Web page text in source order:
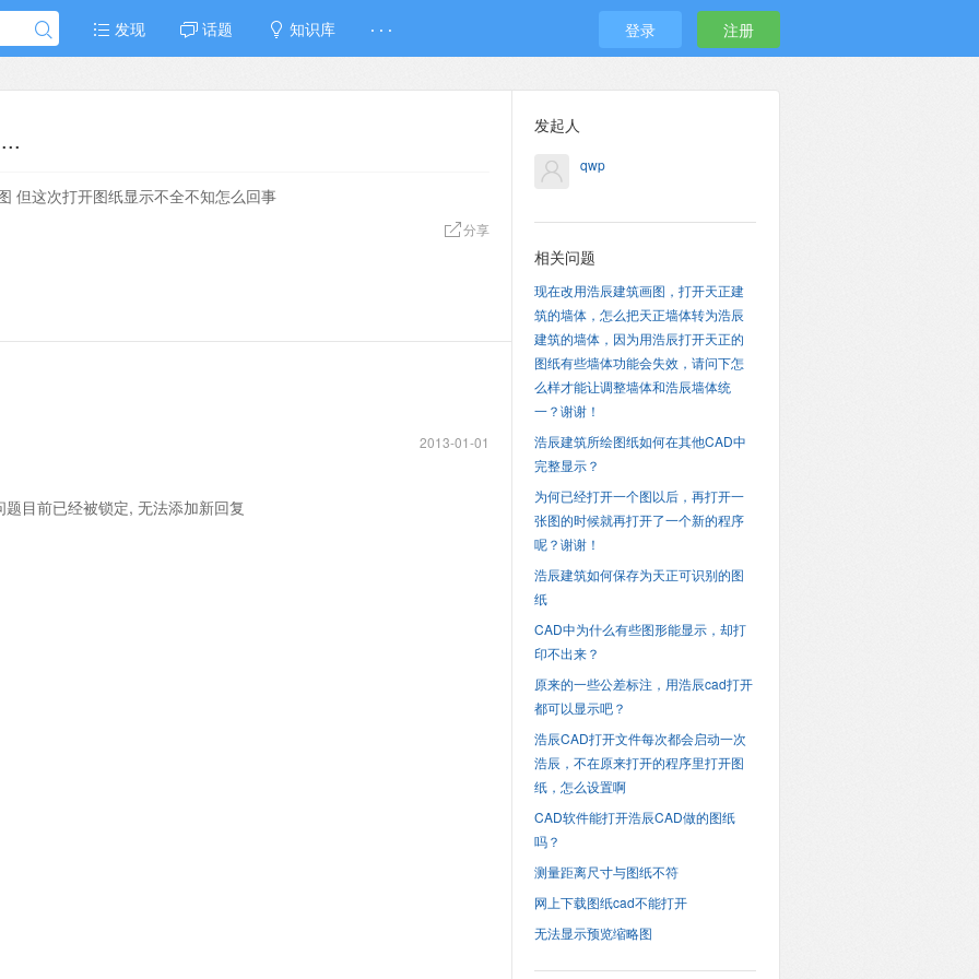
发现 话题 知识库 · · · 登录 注册
但这次打开图纸显示不全不知怎么回事
分享
2013-01-01
题目前已经被锁定, 无法添加新回复
发起人
qwp
相关问题
现在改用浩辰建筑画图，打开天正建
筑的墙体，怎么把天正墙体转为浩辰
建筑的墙体，因为用浩辰打开天正的
图纸有些墙体功能会失效，请问下怎
么样才能让调整墙体和浩辰墙体统
一？谢谢！
浩辰建筑所绘图纸如何在其他CAD中
完整显示？
为何已经打开一个图以后，再打开一
张图的时候就再打开了一个新的程序
呢？谢谢！
浩辰建筑如何保存为天正可识别的图
纸
CAD中为什么有些图形能显示，却打
印不出来？
原来的一些公差标注，用浩辰cad打开
都可以显示吧？
浩辰CAD打开文件每次都会启动一次
浩辰，不在原来打开的程序里打开图
纸，怎么设置啊
CAD软件能打开浩辰CAD做的图纸
吗？
测量距离尺寸与图纸不符
网上下载图纸cad不能打开
无法显示预览缩略图